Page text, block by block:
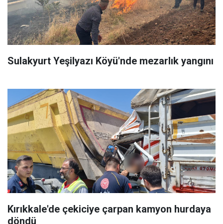
Sulakyurt Yeşilyazı Köyü'nde mezarlık yangını
Kırıkkale'de çekiciye çarpan kamyon hurdaya
döndü